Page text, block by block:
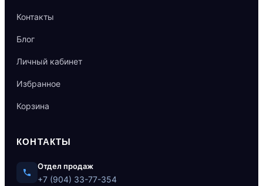
Контакты
Блог
Личный кабинет
Избранное
Корзина
КОНТАКТЫ
Отдел продаж
+7 (904) 33-77-354